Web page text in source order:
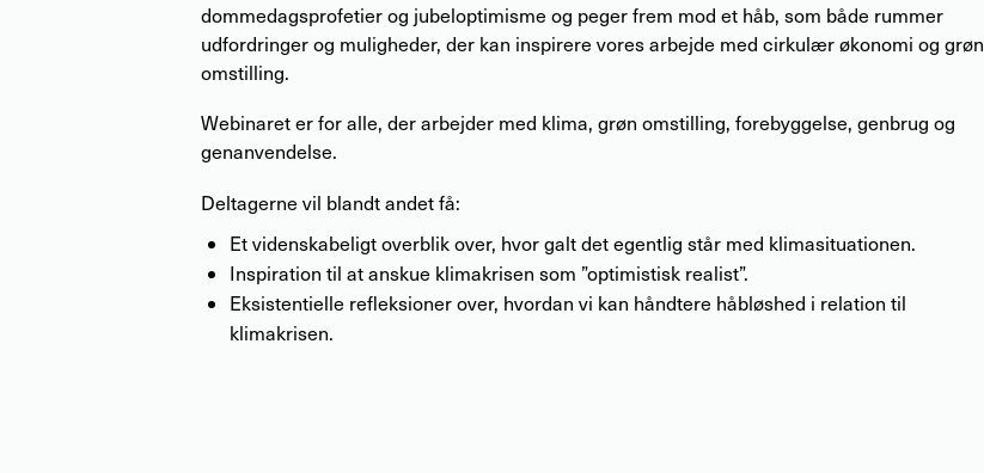
dommedagsprofetier og jubeloptimisme og peger frem mod et håb, som både rummer
udfordringer og muligheder, der kan inspirere vores arbejde med cirkulær økonomi og grøn
omstilling.
Webinaret er for alle, der arbejder med klima, grøn omstilling, forebyggelse, genbrug og
genanvendelse.
Deltagerne vil blandt andet få:
Et videnskabeligt overblik over, hvor galt det egentlig står med klimasituationen.
Inspiration til at anskue klimakrisen som ”optimistisk realist”.
Eksistentielle refleksioner over, hvordan vi kan håndtere håbløshed i relation til
klimakrisen.